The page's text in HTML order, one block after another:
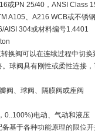
或PN 25/40，ANSI Class
A105、A216 WCB或不锈
AISI 304或材料编号1.4401
换阀可以在连续过程中切换
球阀具有刚性或柔性连接
阀、球阀、隔膜阀或座阀
0..100%)电动、气动和液压
基于各种功能原理的限位开